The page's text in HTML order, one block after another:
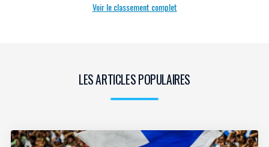
Voir le classement complet
LES ARTICLES POPULAIRES